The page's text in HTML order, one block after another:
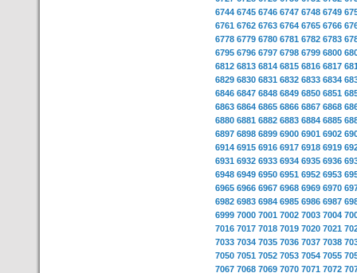
6744 6745 6746 6747 6748 6749
6761 6762 6763 6764 6765 6766
6778 6779 6780 6781 6782 6783
6795 6796 6797 6798 6799 6800
6812 6813 6814 6815 6816 6817
6829 6830 6831 6832 6833 6834
6846 6847 6848 6849 6850 6851
6863 6864 6865 6866 6867 6868
6880 6881 6882 6883 6884 6885
6897 6898 6899 6900 6901 6902
6914 6915 6916 6917 6918 6919
6931 6932 6933 6934 6935 6936
6948 6949 6950 6951 6952 6953
6965 6966 6967 6968 6969 6970
6982 6983 6984 6985 6986 6987
6999 7000 7001 7002 7003 7004
7016 7017 7018 7019 7020 7021
7033 7034 7035 7036 7037 7038
7050 7051 7052 7053 7054 7055
7067 7068 7069 7070 7071 7072